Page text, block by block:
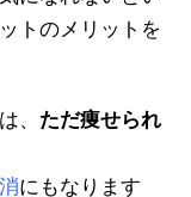
トのメリットを
、 ただ痩せられ
にもなります